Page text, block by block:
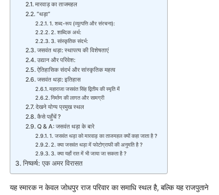
मारवाड़ का ताजमहल
“थड़ा”
1. शब्द-रूप (व्युत्पत्ति और संरचना):
2. शाब्दिक अर्थ:
3. सांस्कृतिक संदर्भ:
जसवंत थड़ा: स्थापत्य की विशेषताएं
उद्यान और परिवेश:
ऐतिहासिक संदर्भ और सांस्कृतिक महत्व
जसवंत थड़ा: इतिहास
महाराजा जसवंत सिंह द्वितीय की स्मृति में
निर्माण की लागत और सामग्री
देखने योग्य प्रमुख स्थल
कैसे पहुँचें ?
Q & A: जसवंत थड़ा के बारे
1. जसवंत थड़ा को मारवाड़ का ताजमहल क्यों कहा जाता है ?
2. क्या जसवंत थड़ा में फोटोग्राफी की अनुमति है ?
3. क्या यहाँ रात में भी जाया जा सकता है ?
निष्कर्ष: एक अमर विरासत
यह स्मारक न केवल जोधपुर राज परिवार का समाधि स्थल है, बल्कि यह राजपुताने